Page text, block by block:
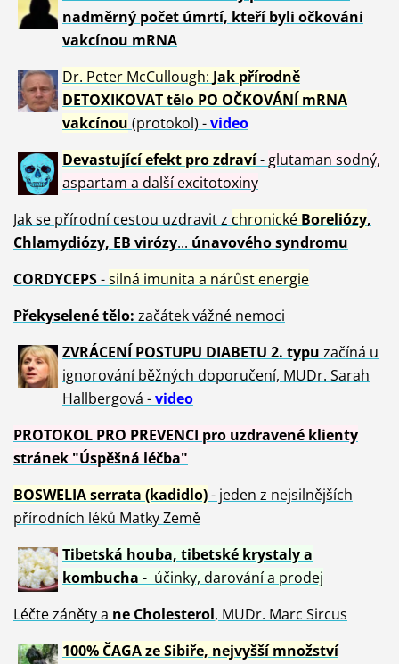
nadměrný počet úmrtí, kteří byli očkováni
vakcínou mRNA
Dr. Peter McCullough: Jak přírodně
DETOXIKOVAT tělo PO OČKOVÁNÍ mRNA
vakcínou (protokol) -video
Devastující efekt pro zdraví- glutaman sodný,
aspartam a další excitotoxiny
Jak se přírodní cestou uzdravit z chronické Boreliózy,
Chlamydiózy, EB virózy... únavového syndromu
CORDYCEPS-silná imunita a nárůst energie
Překyselené tělo: začátek vážné nemoci
ZVRÁCENÍ POSTUPU DIABETU 2. typu začíná u
ignorování běžných doporučení, MUDr. Sarah
Hallbergová -video
PROTOKOL PRO PREVENCI pro uzdravené klienty
stránek "Úspěšná léčba"
BOSWELIA serrata (kadidlo)- jeden z nejsilnějších
přírodních léků Matky Země
Tibetská houba, tibetské krystalya
kombucha - účinky, darování a prodej
Léčte záněty a ne Cholesterol, MUDr. Marc Sircus
100% ČAGA ze Sibiře, nejvyšší množství